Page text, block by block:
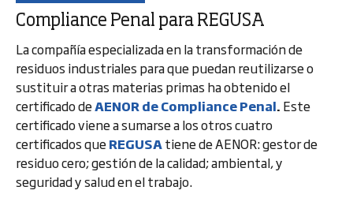
Compliance Penal para REGUSA
La compañía especializada en la transformación de
residuos industriales para que puedan reutilizarse o
sustituir a otras materias primas ha obtenido el
certificado deAENOR de Compliance Penal. Este
certificado viene a sumarse a los otros cuatro
certificados queREGUSAtiene de AENOR: gestor de
residuo cero; gestión de la calidad; ambiental, y
seguridad y salud en el trabajo.